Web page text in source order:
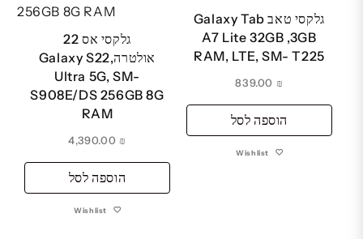
גלקסי אס 22
אולטרה,Galaxy S22
Ultra 5G, SM-
S908E/DS 256GB 8G
RAM
₪
הוספה לסל
Wishlist
גלקסי טאב Galaxy Tab
A7 Lite 32GB ,3GB
RAM, LTE, SM- T225
₪
הוספה לסל
Wishlist